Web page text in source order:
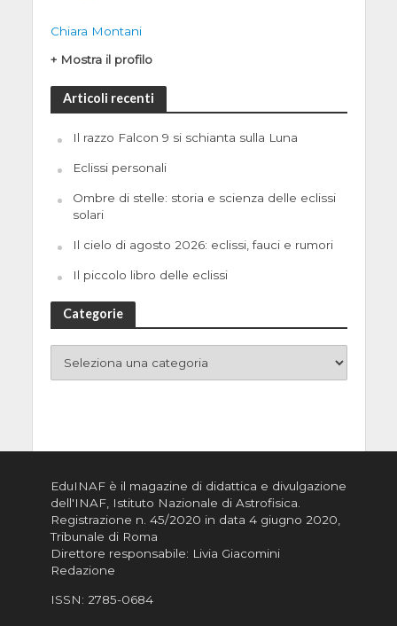
Chiara Montani
+ Mostra il profilo
Articoli recenti
Il razzo Falcon 9 si schianta sulla Luna
Eclissi personali
Ombre di stelle: storia e scienza delle eclissi
solari
Il cielo di agosto 2026: eclissi, fauci e rumori
Il piccolo libro delle eclissi
Categorie
EduINAF è il magazine di didattica e divulgazione
dell'INAF, Istituto Nazionale di Astrofisica.
Registrazione n. 45/2020 in data 4 giugno 2020,
Tribunale di Roma
Direttore responsabile: Livia Giacomini
Redazione
ISSN: 2785-0684